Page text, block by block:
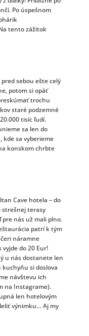
Po úspešnom
tento zážitok
sebou ešte celý
potom si opäť
trochu
staré podzemné
tisíc ľudí.
sa len do
kde sa vyberieme
konskom chrbte
Cave hotela – do
strešnej terasy
nás už mali plno.
patrí k tým
náramne
do 20 Eur!
u nás dostanete len
si doslova
návštevu ich
na Instagrame).
len hotelovým
výnimku… Aj my